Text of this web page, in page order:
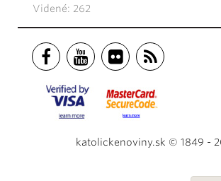
Videné: 262
katolickenoviny.sk © 1849 -